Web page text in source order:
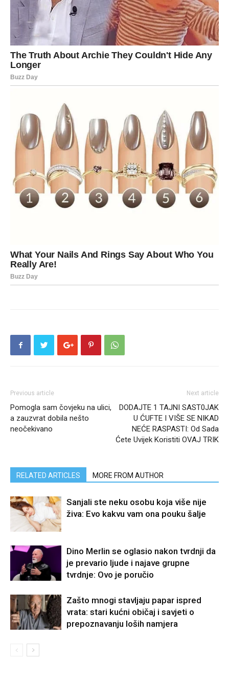
Previous article
Pomogla sam čovjeku na ulici,
a zauzvrat dobila nešto
neočekivano
Next article
DODAJTE 1 TAJNI SAST0JAK
U ĆUFTE I VIŠE SE NIKAD
NEĆE RASPASTI: Od Sada
Ćete Uvijek Koristiti OVAJ TRIK
RELATED ARTICLES MORE FROM AUTHOR
Sanjali ste neku osobu koja više nije
živa: Evo kakvu vam ona pouku šalje
Dino Merlin se oglasio nakon tvrdnji da
je prevario ljude i najave grupne
tvrdnje: Ovo je poručio
Zašto mnogi stavljaju papar ispred
vrata: stari kućni običaj i savjeti o
prepoznavanju loših namjera